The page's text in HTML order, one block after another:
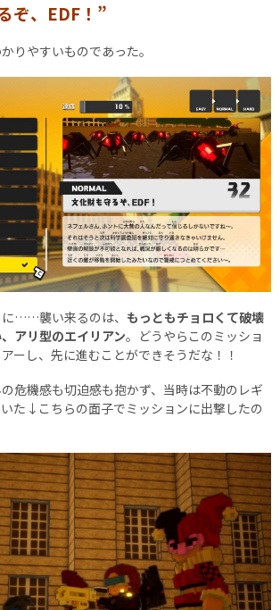
ぞ、EDF！”
りやすいものであった。
……襲い来るのは、 もっともチョロくて破壊
アリ型のエイリアン。どうやらこのミッショ
ーし、先に進むことができそうだな！！
危機感も切迫感も抱かず、当時は不動のレギ
た↓こちらの面子でミッションに出撃したの